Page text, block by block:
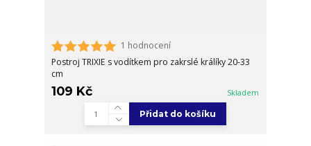
1 hodnocení
Postroj TRIXIE s vodítkem pro zakrslé králíky 20-33
cm
109 Kč Skladem
Přidat do košíku